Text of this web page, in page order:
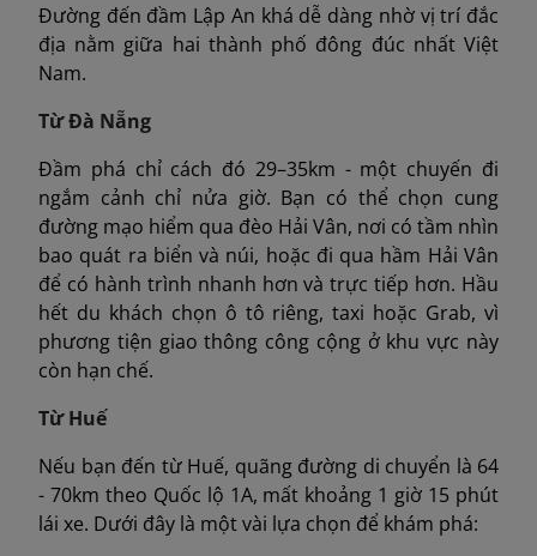
Đường đến đầm Lập An khá dễ dàng nhờ vị trí đắc
địa nằm giữa hai thành phố đông đúc nhất Việt
Nam.
Từ Đà Nẵng
Đầm phá chỉ cách đó 29–35km - một chuyến đi
ngắm cảnh chỉ nửa giờ. Bạn có thể chọn cung
đường mạo hiểm qua đèo Hải Vân, nơi có tầm nhìn
bao quát ra biển và núi, hoặc đi qua hầm Hải Vân
để có hành trình nhanh hơn và trực tiếp hơn. Hầu
hết du khách chọn ô tô riêng, taxi hoặc Grab, vì
phương tiện giao thông công cộng ở khu vực này
còn hạn chế.
Từ Huế
Nếu bạn đến từ Huế, quãng đường di chuyển là 64
- 70km theo Quốc lộ 1A, mất khoảng 1 giờ 15 phút
lái xe. Dưới đây là một vài lựa chọn để khám phá: